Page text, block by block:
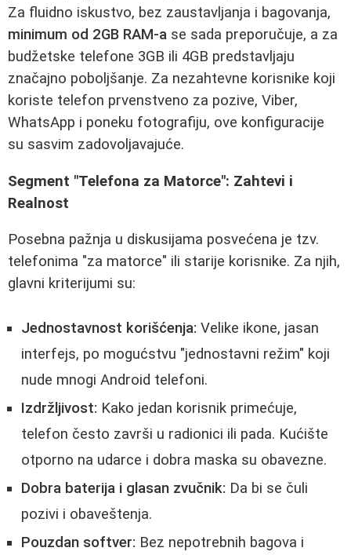
Za fluidno iskustvo, bez zaustavljanja i bagovanja,
minimum od 2GB RAM-a se sada preporučuje, a za
budžetske telefone 3GB ili 4GB predstavljaju
značajno poboljšanje. Za nezahtevne korisnike koji
koriste telefon prvenstveno za pozive, Viber,
WhatsApp i poneku fotografiju, ove konfiguracije
su sasvim zadovoljavajuće.
Segment "Telefona za Matorce": Zahtevi i
Realnost
Posebna pažnja u diskusijama posvećena je tzv.
telefonima "za matorce" ili starije korisnike. Za njih,
glavni kriterijumi su:
Jednostavnost korišćenja: Velike ikone, jasan
interfejs, po mogućstvu "jednostavni režim" koji
nude mnogi Android telefoni.
Izdržljivost: Kako jedan korisnik primećuje,
telefon često završi u radionici ili pada. Kućište
otporno na udarce i dobra maska su obavezne.
Dobra baterija i glasan zvučnik: Da bi se čuli
pozivi i obaveštenja.
Pouzdan softver: Bez nepotrebnih bagova i